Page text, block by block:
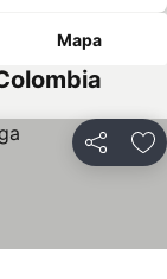
Mapa
Compartir